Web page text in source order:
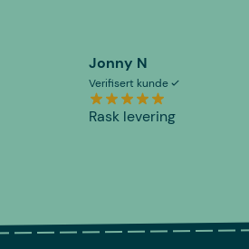
Jonny N
Verifisert kunde
Rask levering